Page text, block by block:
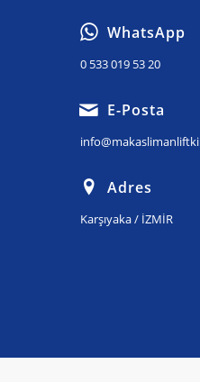
WhatsApp
0 533 019 53 20
E-Posta
Adres
Karşıyaka / İZMİR